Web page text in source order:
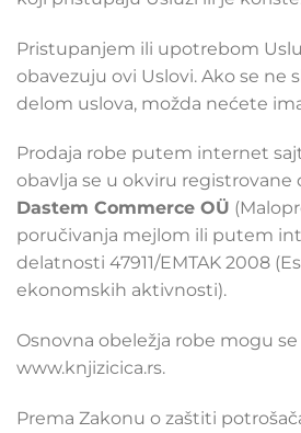
Pristupanjem ili upotrebom
obavezuju ovi Uslovi. Ako se ne
delom uslova, možda nećete
Prodaja robe putem internet
obavlja se u okviru
Dastem Commerce OÜ
poručivanja mejlom ili putem
delatnosti 47911/EMTAK 2008
ekonomskih aktivnosti).
Osnovna obeležja robe mogu
www.knjizicica.rs.
Prema Zakonu o zaštiti